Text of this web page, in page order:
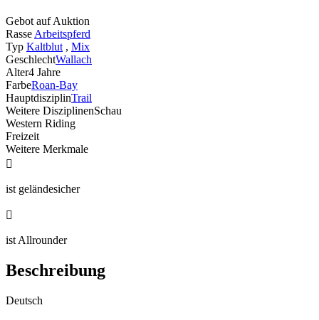
Gebot auf Auktion
Rasse Arbeitspferd
Typ Kaltblut , Mix
GeschlechtWallach
Alter4 Jahre
FarbeRoan-Bay
HauptdisziplinTrail
Weitere DisziplinenSchau
Western Riding
Freizeit
Weitere Merkmale

ist geländesicher

ist Allrounder
Beschreibung
Deutsch